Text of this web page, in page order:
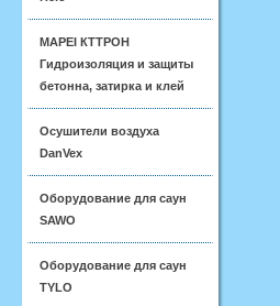
MAPEI КТТРОН
Гидроизоляция и защиты
бетонна, затирка и клей
Осушители воздуха
DanVex
Оборудование для саун
SAWO
Оборудование для саун
TYLO